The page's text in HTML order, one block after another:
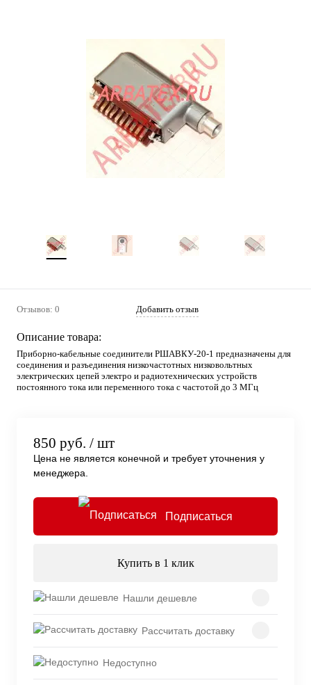
Отзывов: 0 Добавить отзыв
Описание товара:
Приборно-кабельные соединители РШАВКУ-20-1 предназначены для
соединения и разъединения низкочастотных низковольтных
электрических цепей электро и радиотехнических устройств
постоянного тока или переменного тока с частотой до 3 МГц
850 руб. / шт
Цена не является конечной и требует уточнения у
менеджера.
Подписаться
Купить в 1 клик
Нашли дешевле
Рассчитать доставку
Недоступно